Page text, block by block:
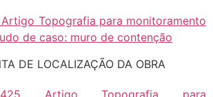
DE LOCALIZAÇÃO DA OBRA